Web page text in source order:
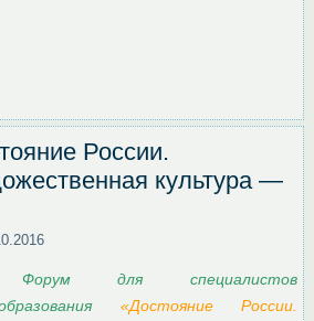
России.
культура —
Форум для специалистов
«Достояние России.